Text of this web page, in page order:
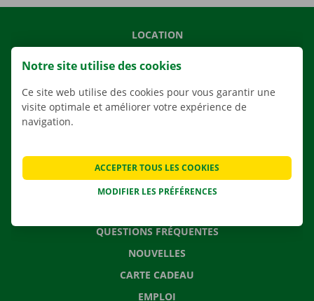
LOCATION
AGENCES
QUESTIONS FRÉQUENTES
NOUVELLES
CARTE CADEAU
EMPLOI
Notre site utilise des cookies
Ce site web utilise des cookies pour vous garantir une
visite optimale et améliorer votre expérience de
navigation.
MODIFIER LES PRÉFÉRENCES
ACCEPTER TOUS LES COOKIES